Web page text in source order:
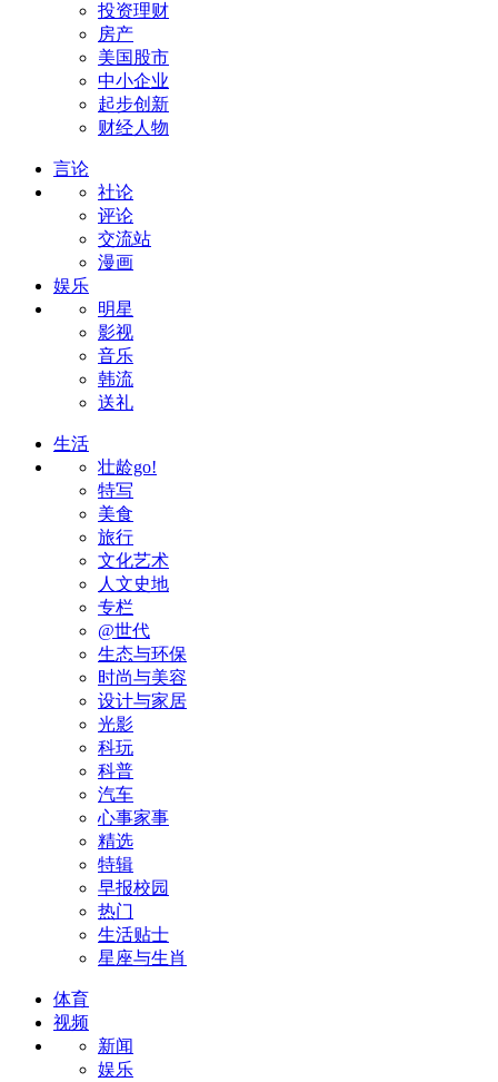
投资理财
房产
美国股市
中小企业
起步创新
财经人物
言论
社论
评论
交流站
漫画
娱乐
明星
影视
音乐
韩流
送礼
生活
壮龄go!
特写
美食
旅行
文化艺术
人文史地
专栏
@世代
生态与环保
时尚与美容
设计与家居
光影
科玩
科普
汽车
心事家事
精选
特辑
早报校园
热门
生活贴士
星座与生肖
体育
视频
新闻
娱乐